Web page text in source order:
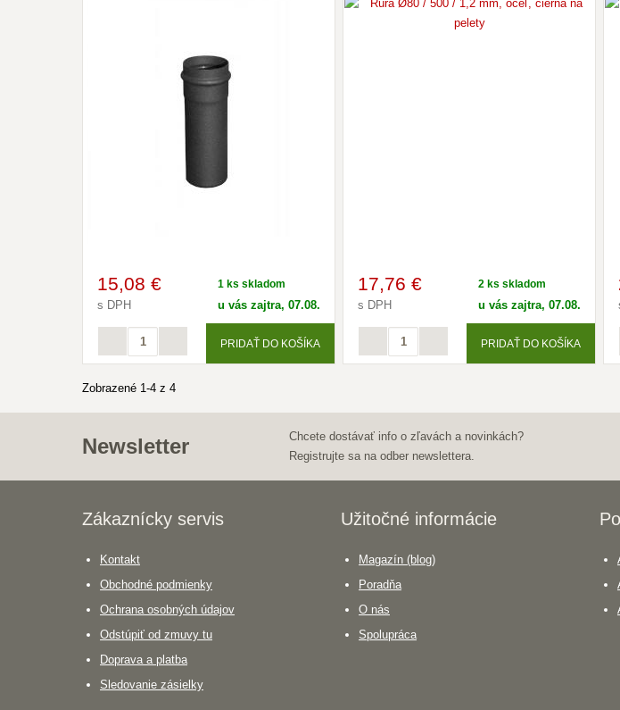
15,08 €
s DPH
1 ks skladom
u vás zajtra, 07.08.
PRIDAŤ DO KOŠÍKA
17,76 €
s DPH
2 ks skladom
u vás zajtra, 07.08.
PRIDAŤ DO KOŠÍKA
Zobrazené 1-4 z 4
Newsletter
Chcete dostávať info o zľavách a novinkách?
Registrujte sa na odber newslettera.
Zákaznícky servis
Kontakt
Obchodné podmienky
Ochrana osobných údajov
Odstúpiť od zmuvy tu
Doprava a platba
Sledovanie zásielky
Užitočné informácie
Magazín (blog)
Poradňa
O nás
Spolupráca